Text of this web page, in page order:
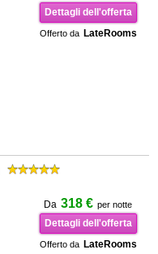
Dettagli dell'offerta
Offerto da LateRooms
Da 318 € per notte
Dettagli dell'offerta
Offerto da LateRooms